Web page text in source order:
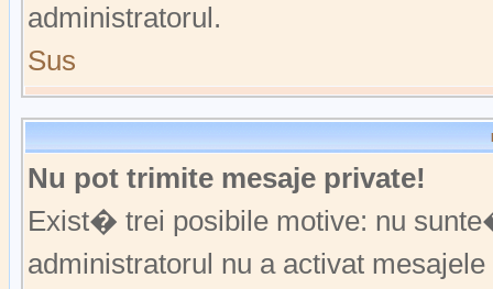
administratorul.
Sus
Nu pot trimite mesaje private!
Exist� trei posibile motive: nu
administratorul nu a activat